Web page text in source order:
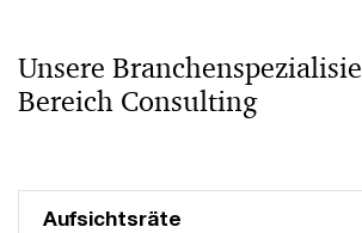
Unsere
Bereich Consulting
Aufsichtsräte